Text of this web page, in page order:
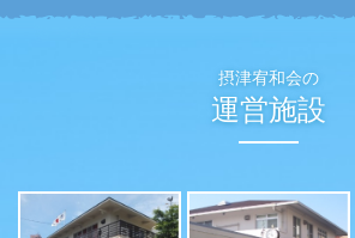
摂津宥和会の
運営施設